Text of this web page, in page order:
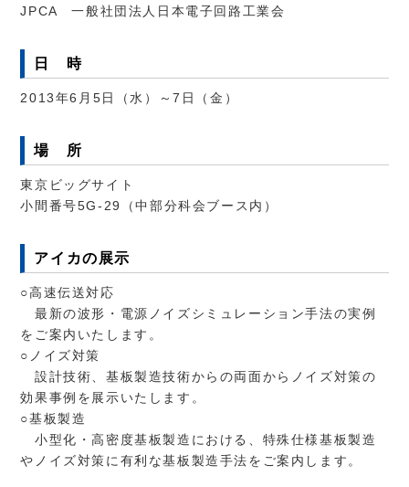
JPCA 一般社団法人日本電子回路工業会
日 時
2013年6月5日（水）～7日（金）
場 所
東京ビッグサイト
小間番号5G-29（中部分科会ブース内）
アイカの展示
○高速伝送対応
最新の波形・電源ノイズシミュレーション手法の実例
をご案内いたします。
○ノイズ対策
設計技術、基板製造技術からの両面からノイズ対策の
効果事例を展示いたします。
○基板製造
小型化・高密度基板製造における、特殊仕様基板製造
やノイズ対策に有利な基板製造手法をご案内します。